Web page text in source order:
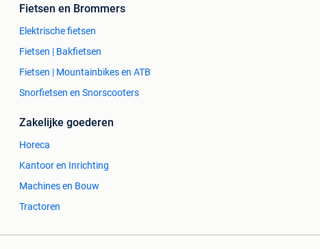
Fietsen en Brommers
Elektrische fietsen
Fietsen | Bakfietsen
Fietsen | Mountainbikes en ATB
Snorfietsen en Snorscooters
Zakelijke goederen
Horeca
Kantoor en Inrichting
Machines en Bouw
Tractoren